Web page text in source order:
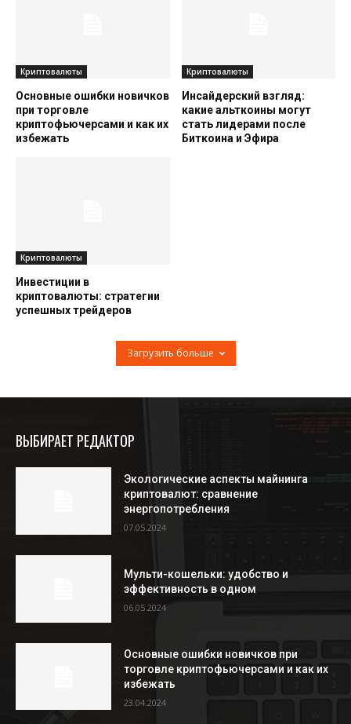
Криптовалюты
Основные ошибки новичков
при торговле
криптофьючерсами и как их
избежать
Криптовалюты
Инсайдерский взгляд:
какие альткоины могут
стать лидерами после
Биткоина и Эфира
Криптовалюты
Инвестиции в
криптовалюты: стратегии
успешных трейдеров
Загрузить больше
ВЫБИРАЕТ РЕДАКТОР
Экологические аспекты майнинга
криптовалют: сравнение
энергопотребления
07.05.2024
Мульти-кошельки: удобство и
эффективность в одном
06.05.2024
Основные ошибки новичков при
торговле криптофьючерсами и как их
избежать
23.04.2024